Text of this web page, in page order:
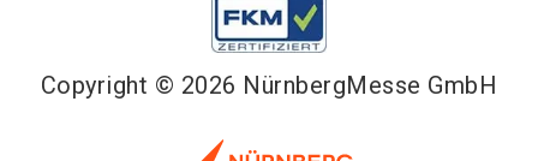
Copyright © 2026 NürnbergMesse GmbH